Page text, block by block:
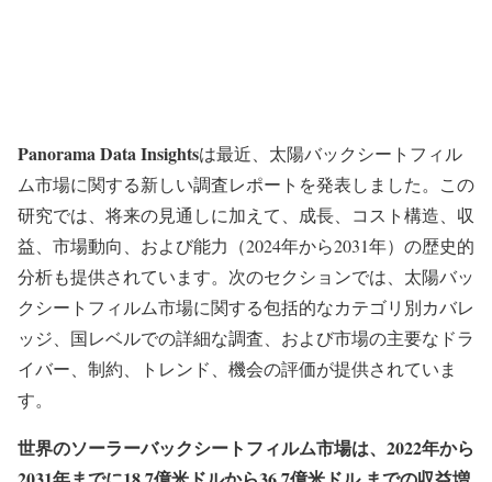
Panorama Data Insightsは最近、太陽バックシートフィル
ム市場に関する新しい調査レポートを発表しました。この
研究では、将来の見通しに加えて、成長、コスト構造、収
益、市場動向、および能力（2024年から2031年）の歴史的
分析も提供されています。次のセクションでは、太陽バッ
クシートフィルム市場に関する包括的なカテゴリ別カバレ
ッジ、国レベルでの詳細な調査、および市場の主要なドラ
イバー、制約、トレンド、機会の評価が提供されていま
す。
世界のソーラーバックシートフィルム市場は、2022年から